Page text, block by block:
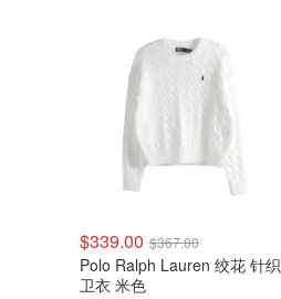
$339.00 $367.00
Polo Ralph Lauren 绞花 针织
卫衣 米色